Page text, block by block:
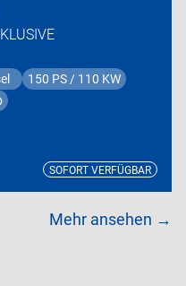
150 PS / 110 KW
SOFORT VERFÜGBAR
Mehr ansehen →